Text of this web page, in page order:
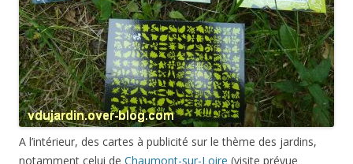
A l’intérieur, des cartes à publicité sur le thème des jardins,
notamment celui de Chaumont-sur-Loire (visite prévue